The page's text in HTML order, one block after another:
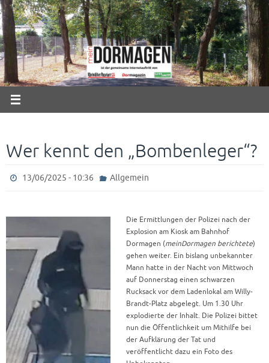
Zum
Inhalt
springen
Wer kennt den „Bombenleger“?
13/06/2025 - 10:36 Allgemein
Die Ermittlungen der Polizei nach der
Explosion am Kiosk am Bahnhof
Dormagen (meinDormagen berichtete)
gehen weiter. Ein bislang unbekannter
Mann hatte in der Nacht von Mittwoch
auf Donnerstag einen schwarzen
Rucksack vor dem Ladenlokal am Willy-
Brandt-Platz abgelegt. Um 1.30 Uhr
explodierte der Inhalt. Die Polizei bittet
nun die Öffentlichkeit um Mithilfe bei
der Aufklärung der Tat und
veröffentlicht dazu ein Foto des